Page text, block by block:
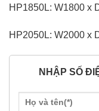
HP1850L: W1800 x
HP2050L: W2000 x
NHẬP SỐ